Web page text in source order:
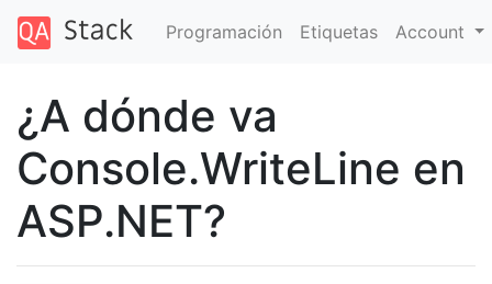
Programación Etiquetas Account
¿A dónde va
Console.WriteLine en
ASP.NET?